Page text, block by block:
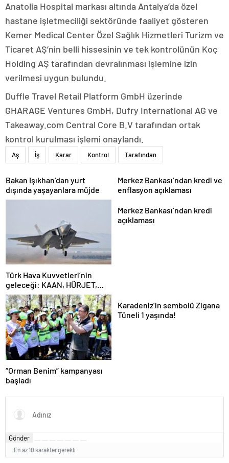
Anatolia Hospital markası altında Antalya’da özel
hastane işletmeciliği sektöründe faaliyet gösteren
Kemer Medical Center Özel Sağlık Hizmetleri Turizm ve
Ticaret AŞ’nin belli hissesinin ve tek kontrolünün Koç
Holding AŞ tarafından devralınması işlemine izin
verilmesi uygun bulundu.
Duffle Travel Retail Platform GmbH üzerinde
GHARAGE Ventures GmbH, Dufry International AG ve
Takeaway.com Central Core B.V tarafından ortak
kontrol kurulması işlemi onaylandı.
Aş İş Karar Kontrol Tarafından
Bakan Işıkhan’dan yurt
dışında yaşayanlara müjde
Merkez Bankası’ndan kredi ve
enflasyon açıklaması
Türk Hava Kuvvetleri’nin
geleceği: KAAN, HÜRJET,
GÖKBEY ve HÜRKÜŞ
Merkez Bankası’ndan kredi
açıklaması
“Orman Benim” kampanyası
başladı
Karadeniz’in sembolü Zigana
Tüneli 1 yaşında!
Gönder
En az 10 karakter gerekli